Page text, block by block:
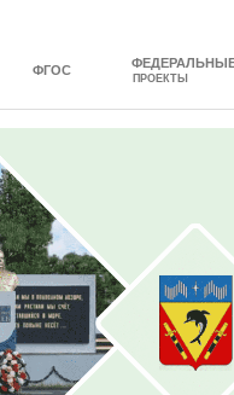
ФГОС
ПРОЕКТЫ